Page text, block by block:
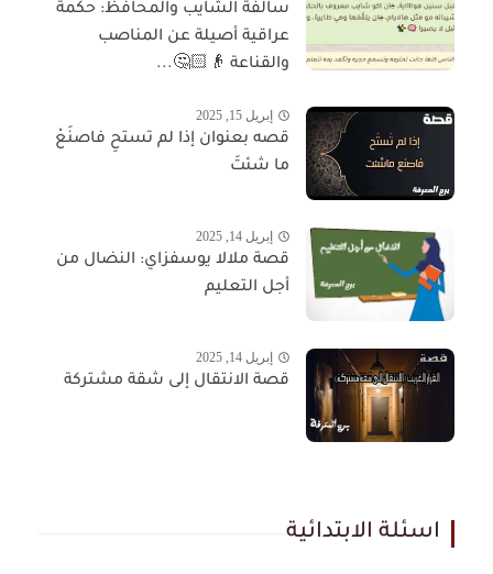
سالفة الشايب والمحافظ: حكمة
عراقية أصيلة عن المناصب
والقناعة 👴🏻🤔...
إبريل 15, 2025
قصه بعنوان إذا لم تستحِ فاصنَعْ
ما شئتَ
إبريل 14, 2025
قصة ملالا يوسفزاي: النضال من
أجل التعليم
إبريل 14, 2025
قصة الانتقال إلى شقة مشتركة
اسئلة الابتدائية